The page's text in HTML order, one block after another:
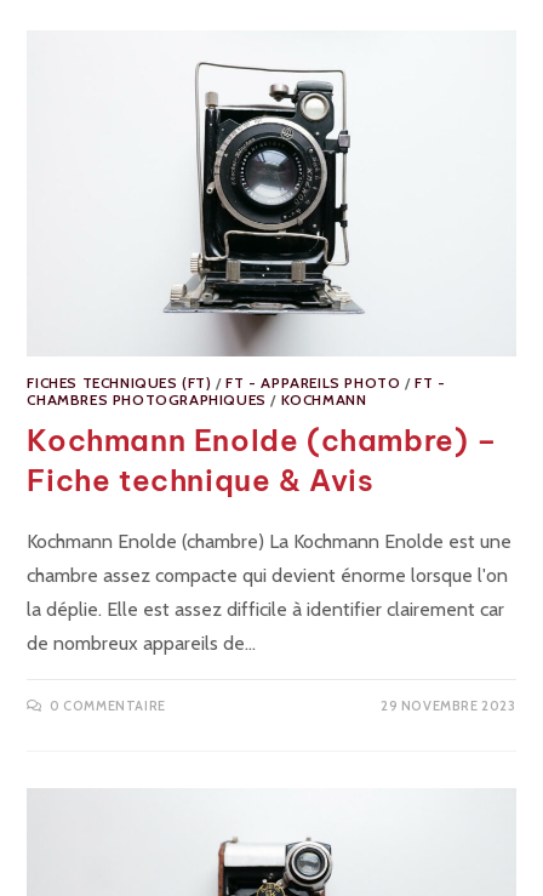
FICHES TECHNIQUES (FT) /FT - APPAREILS PHOTO /FT -
CHAMBRES PHOTOGRAPHIQUES / KOCHMANN
Kochmann Enolde (chambre) –
Fiche technique & Avis
Kochmann Enolde (chambre) La Kochmann Enolde est une
chambre assez compacte qui devient énorme lorsque l'on
la déplie. Elle est assez difficile à identifier clairement car
de nombreux appareils de…
0 COMMENTAIRE 29 NOVEMBRE 2023